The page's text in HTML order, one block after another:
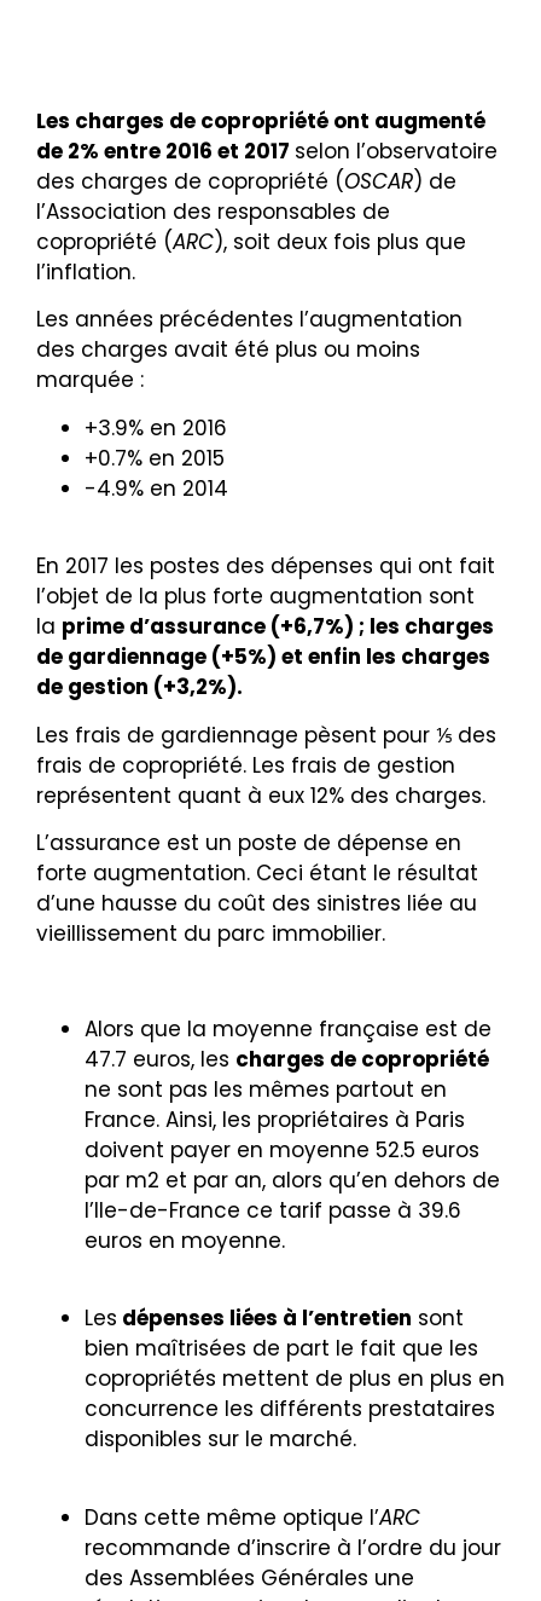
Les charges de copropriété ont augmenté
de 2% entre 2016 et 2017 selon l’observatoire
des charges de copropriété (OSCAR) de
l’Association des responsables de
copropriété (ARC), soit deux fois plus que
l’inflation.
Les années précédentes l’augmentation
des charges avait été plus ou moins
marquée :
+3.9% en 2016
+0.7% en 2015
-4.9% en 2014
En 2017 les postes des dépenses qui ont fait
l’objet de la plus forte augmentation sont
la prime d’assurance (+6,7%) ; les charges
de gardiennage (+5%) et enfin les charges
de gestion (+3,2%).
Les frais de gardiennage pèsent pour ⅕ des
frais de copropriété. Les frais de gestion
représentent quant à eux 12% des charges.
L’assurance est un poste de dépense en
forte augmentation. Ceci étant le résultat
d’une hausse du coût des sinistres liée au
vieillissement du parc immobilier.
Alors que la moyenne française est de
47.7 euros, les charges de copropriété
ne sont pas les mêmes partout en
France. Ainsi, les propriétaires à Paris
doivent payer en moyenne 52.5 euros
par m2 et par an, alors qu’en dehors de
l’Ile-de-France ce tarif passe à 39.6
euros en moyenne.
Les dépenses liées à l’entretien sont
bien maîtrisées de part le fait que les
copropriétés mettent de plus en plus en
concurrence les différents prestataires
disponibles sur le marché.
Dans cette même optique l’ARC
recommande d’inscrire à l’ordre du jour
des Assemblées Générales une